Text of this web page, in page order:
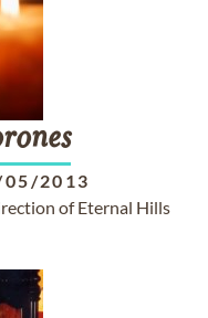
05/2013
of Eternal Hills